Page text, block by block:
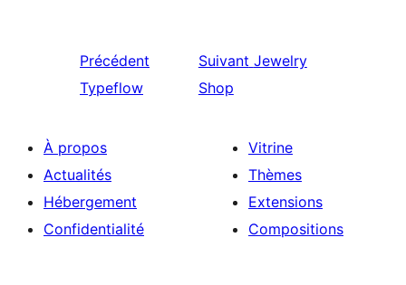
Précédent
Typeflow
Suivant Jewelry
Shop
À propos
Actualités
Hébergement
Confidentialité
Vitrine
Thèmes
Extensions
Compositions